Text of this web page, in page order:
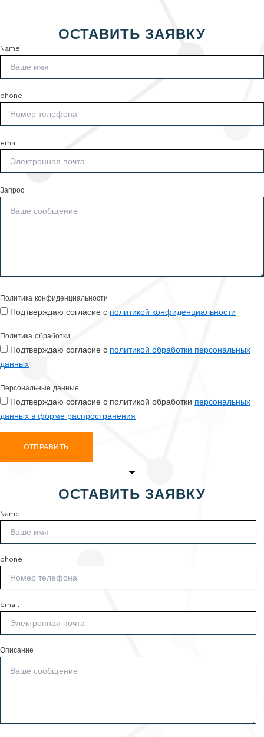
ОСТАВИТЬ ЗАЯВКУ
Name
phone
email
Запрос
Политика конфиденциальности
Подтверждаю согласие с политикой конфиденциальности
Политика обработки
Подтверждаю согласие с политикой обработки персональных
данных
Персональные данные
Подтверждаю согласие с политикой обработки персональных
данных в форме распространения
ОТПРАВИТЬ
ОСТАВИТЬ ЗАЯВКУ
Name
phone
email
Описание